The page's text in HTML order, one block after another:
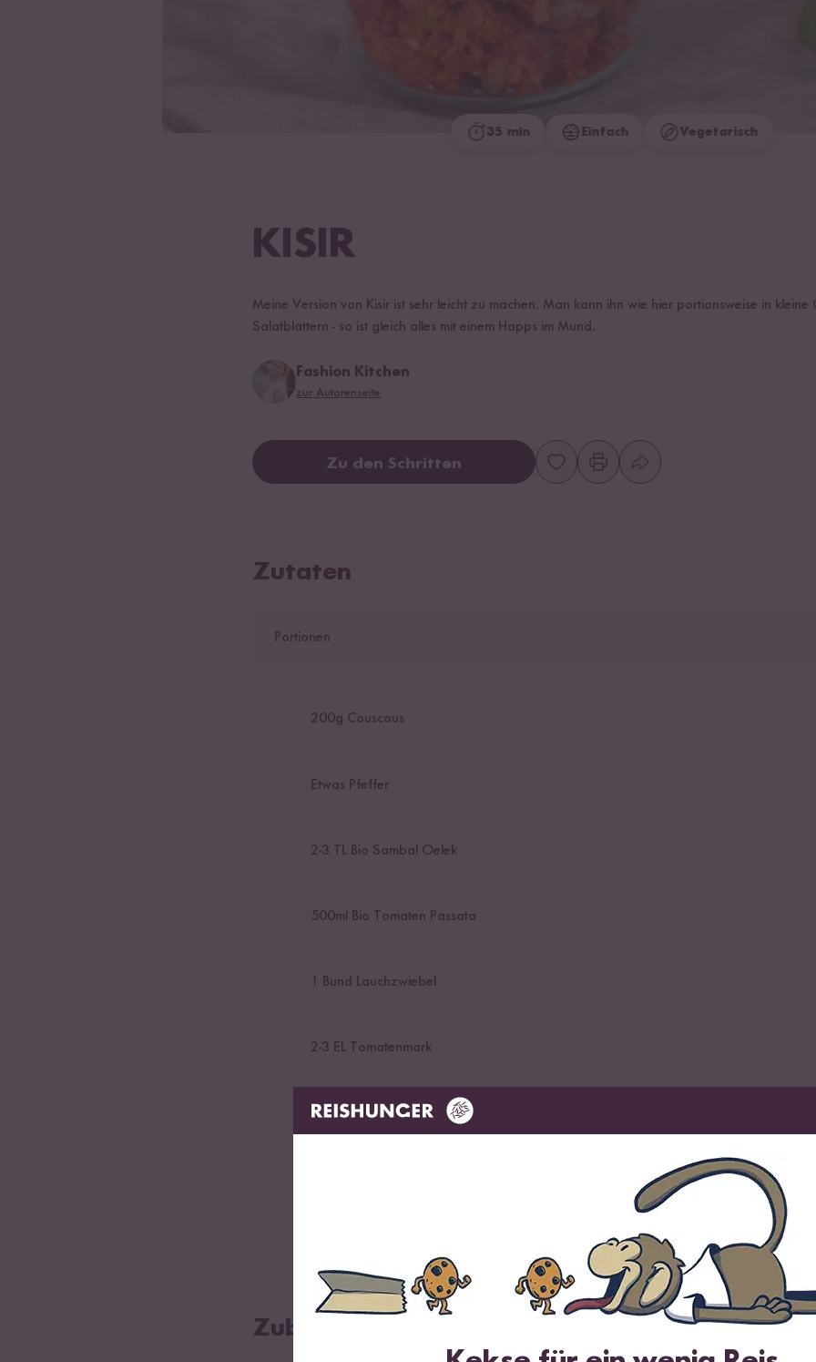
35 min Einfach Vegetarisch
KISIR
Meine Version von Kisir ist sehr leicht zu machen. Man kann ihn wie hier portionsweise in
Salatblättern - so ist gleich alles mit einem Happs im Mund.
Fashion Kitchen
zur Autorenseite
Zu den Schritten
Zutaten
Portionen
200g Couscous
Etwas Pfeffer
2-3 TL Bio Sambal Oelek
500ml Bio Tomaten Passata
1 Bund Lauchzwiebel
2-3 EL Tomatenmark
Salz
Zubereitung